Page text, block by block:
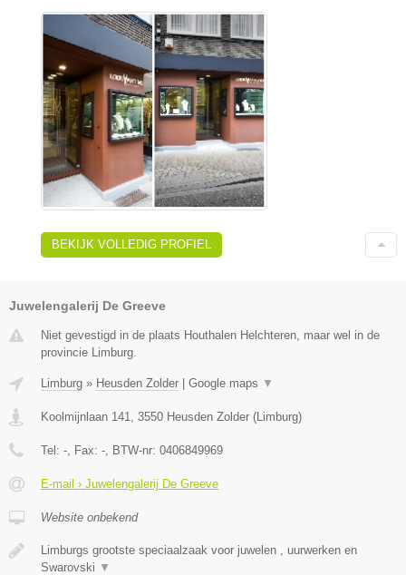
BEKIJK VOLLEDIG PROFIEL
Juwelengalerij De Greeve
Niet gevestigd in de plaats Houthalen Helchteren, maar wel in de
provincie Limburg.
Limburg » Heusden Zolder Google maps ▼
Koolmijnlaan 141 3550 Heusden Zolder ( Limburg)
Tel: - , Fax: - , BTW-nr: 0406849969
E-mail › Juwelengalerij De Greeve
Website onbekend
Limburgs grootste speciaalzaak voor juwelen , uurwerken en
Swarovski ▼